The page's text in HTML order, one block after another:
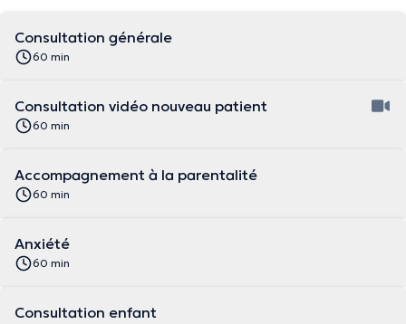
Consultation générale
60 min
Consultation vidéo nouveau patient
60 min
Accompagnement à la parentalité
60 min
Anxiété
60 min
Consultation enfant